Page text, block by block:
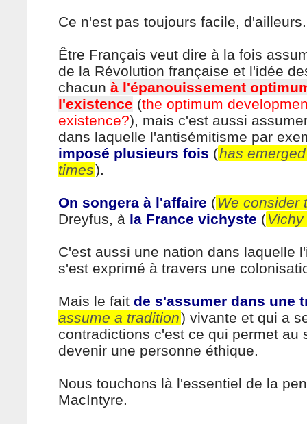
Ce n'est pas toujours facile, d'ailleurs.
Être Français veut dire à la fois
de la Révolution française et l'idée
chacun à l'épanouissement
l'existence (the optimum
existence?), mais c'est aussi
dans laquelle l'antisémitisme par
imposé plusieurs fois (has
times).
On songera à l'affaire (We consider
Dreyfus, à la France vichyste (
C'est aussi une nation dans laquelle
s'est exprimé à travers une
Mais le fait de s'assumer dans une
assume a tradition) vivante et qui a
contradictions c'est ce qui permet au
devenir une personne éthique.
Nous touchons là l'essentiel de la
MacIntyre.